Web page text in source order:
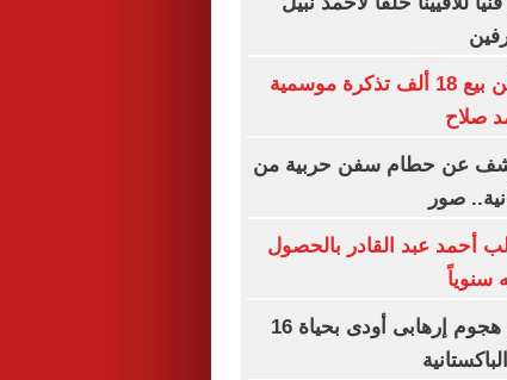
طرابزون سبور يعلن بيع 18 ألف تذكرة موسمية
صلاح
عن حطام سفن حربية من
صور
أحمد عبد القادر بالحصول
مجلس الأمن يدين هجوم إرهابى أودى بحياة 16